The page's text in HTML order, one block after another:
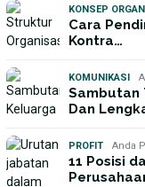
KONSEP
Cara
Kontra…
KOMUNIKASI
Sambutan
Dan
PROFIT Anda
11 Posisi